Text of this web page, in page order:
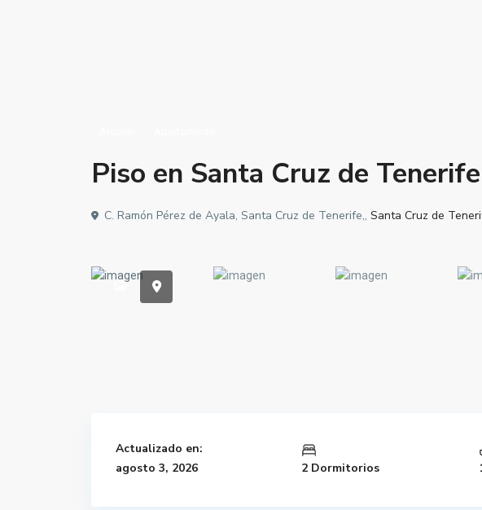
Piso en Santa Cruz de
C. Ramón Pérez de Ayala, Santa Cruz de Tenerife,, Santa Cruz de
Actualizado en:
agosto 3, 2026
2 Dormitorios